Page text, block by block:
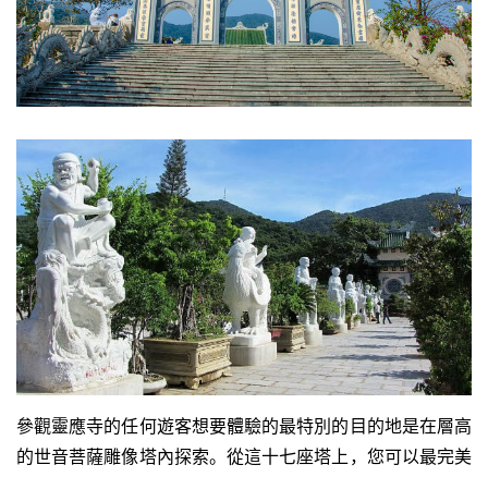
參觀靈應寺的任何遊客想要體驗的最特別的目的地是在層高
的世音菩薩雕像塔內探索。從這十七座塔上，您可以最完美